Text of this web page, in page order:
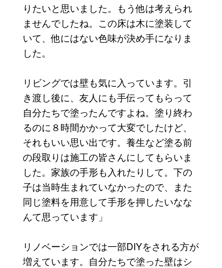
りたいと思いました。もう他は考えられ
ませんでしたね。この床は木に塗装して
いて、他にはない色味が決め手になりま
した。
リビングでは壁も気に入っています。引
き渡し後に、友人にも手伝ってもらって
自分たちで塗ったんですよね。塗り終わ
るのに８時間かかって大変でしたけど、
それもいい思い出です。養生など塗る前
の段取りは施工の皆さんにしてもらいま
した。家族の手形も入れたりして。下の
子は当時生まれていなかったので、また
同じ塗料を用意して手形を押したいなな
んて思っています」
リノベーションでは一部DIYをされる方が
増えています。自分たちで塗った壁はシ